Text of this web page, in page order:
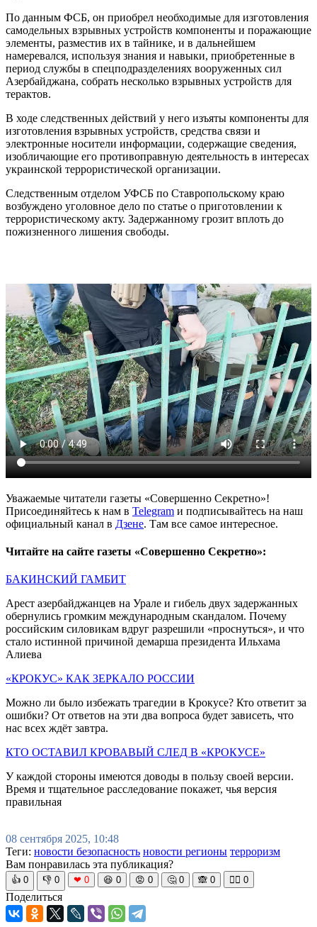
По данным ФСБ, он приобрел необходимые для изготовления
самодельных взрывных устройств компоненты и поражающие
элементы, разместив их в тайнике, и в дальнейшем
намеревался, используя знания и навыки, приобретенные в
период службы в спецподразделениях вооруженных сил
Азербайджана, собрать несколько взрывных устройств для
терактов.
В ходе следственных действий у него изъяты компоненты для
изготовления взрывных устройств, средства связи и
электронные носители информации, содержащие сведения,
изобличающие его противоправную деятельность в интересах
украинской террористической организации.
Следственным отделом УФСБ по Ставропольскому краю
возбуждено уголовное дело по статье о приготовлении к
террористическому акту. Задержанному грозит вплоть до
пожизненного лишения свободы.
Уважаемые читатели газеты «Совершенно Секретно»!
Присоединяйтесь к нам в Telegram и подписывайтесь на наш
официальный канал в Дзене. Там все самое интересное.
Читайте на сайте газеты «Совершенно Секретно»:
БАКИНСКИЙ ГАМБИТ
Арест азербайджанцев на Урале и гибель двух задержанных
обернулись громким международным скандалом. Почему
российским силовикам вдруг разрешили «проснуться», и что
стало истинной причиной демарша президента Ильхама
Алиева
«КРОКУС» КАК ЗЕРКАЛО РОССИИ
Можно ли было избежать трагедии в Крокусе? Кто ответит за
ошибки? От ответов на эти два вопроса будет зависеть, что
нас всех ждёт завтра.
КТО ОСТАВИЛ КРОВАВЫЙ СЛЕД В «КРОКУСЕ»
У каждой стороны имеются доводы в пользу своей версии.
Время и тщательное расследование покажет, чья версия
правильная
08 сентября 2025, 10:48
Теги: новости безопасность новости регионы терроризм
Вам понравилась эта публикация?
👍 0 👎 0 ❤ 0 😆 0 😡 0 🤔 0 🙈 0 🧘‍♀️ 0
Поделиться